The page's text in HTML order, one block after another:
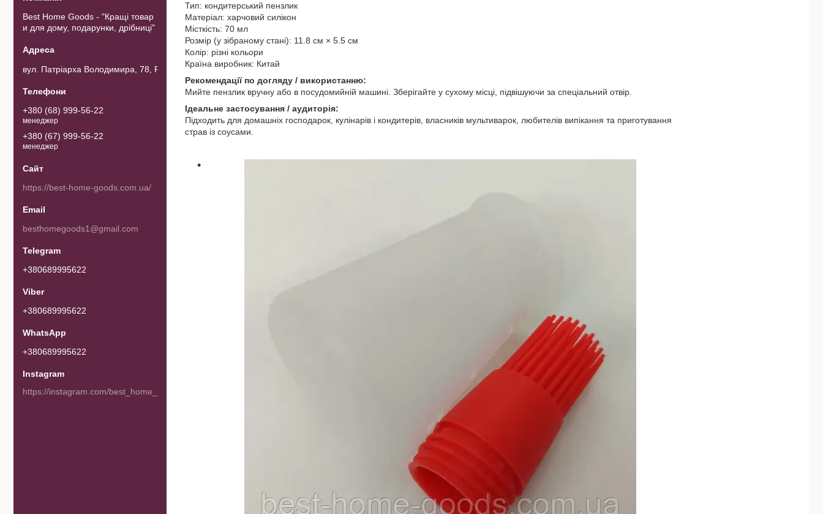
Тип: кондитерський пензлик
Матеріал: харчовий силікон
Місткість: 70 мл
Розмір (у зібраному стані): 11.8 см × 5.5 см
Колір: різні кольори
Країна виробник: Китай
Рекомендації по догляду / використанню:
Мийте пензлик вручну або в посудомийній машині. Зберігайте у сухому місці, підвішуючи за спеціальний отвір.
Ідеальне застосування / аудиторія:
Підходить для домашніх господарок, кулінарів і кондитерів, власників мультиварок, любителів випікання та приготування
страв із соусами.
Best Home Goods - "Кращі товар
и для дому, подарунки, дрібниці"
вул. Патріарха Володимира, 78, Рожнов, Україна
+380 (68) 999-56-22
менеджер
+380 (67) 999-56-22
менеджер
https://best-home-goods.com.ua/
besthomegoods1@gmail.com
+380689995622
+380689995622
+380689995622
Instagram
https://instagram.com/best_home_goods